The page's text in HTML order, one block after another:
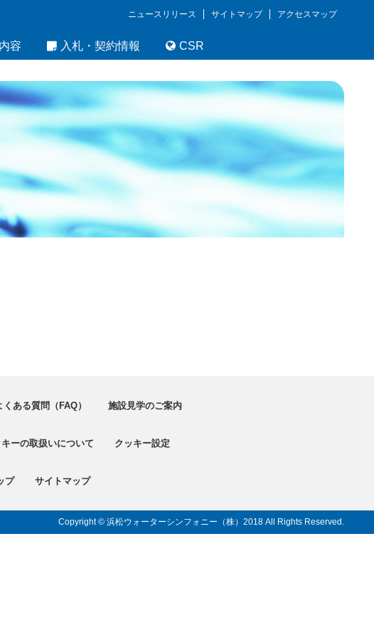
ニュースリリース サイトマップ アクセスマップ
容 入札・契約情報 CSR
くある質問（FAQ） 施設見学のご案内
キーの取扱いについて クッキー設定
プ サイトマップ
Copyright © 浜松ウォーターシンフォニー（株） 2018 All Rights Reserved.